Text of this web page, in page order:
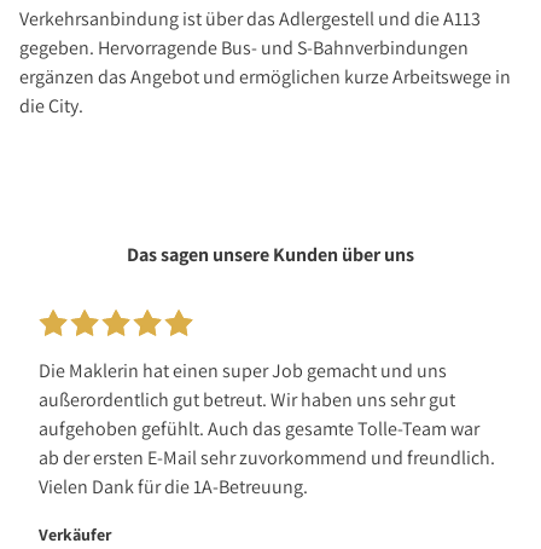
Verkehrsanbindung ist über das Adlergestell und die A113
gegeben. Hervorragende Bus- und S-Bahnverbindungen
ergänzen das Angebot und ermöglichen kurze Arbeitswege in
die City.
Das sagen unsere Kunden über uns
Die Maklerin hat einen super Job gemacht und uns
außerordentlich gut betreut. Wir haben uns sehr gut
aufgehoben gefühlt. Auch das gesamte Tolle-Team war
ab der ersten E-Mail sehr zuvorkommend und freundlich.
Vielen Dank für die 1A-Betreuung.
Verkäufer